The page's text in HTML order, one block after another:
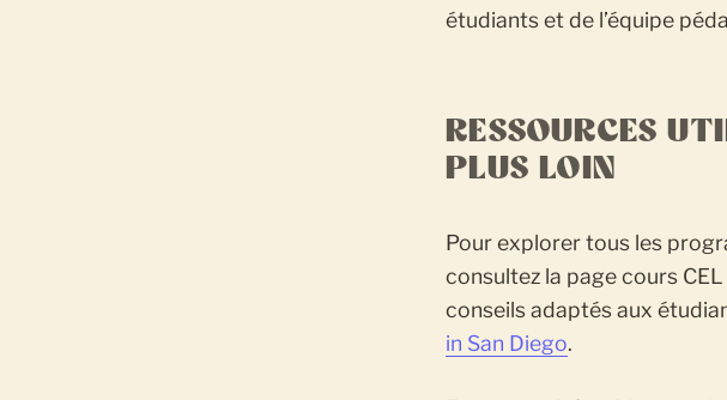
étudiants et de l’équipe
RESSOURCES
PLUS LOIN
Pour explorer tous les
consultez la page cours
conseils adaptés aux
in San Diego.